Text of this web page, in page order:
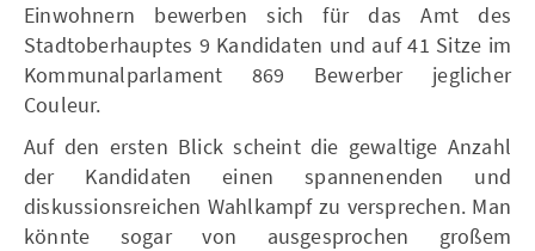
Einwohnern bewerben sich für das Amt des
Stadtoberhauptes 9 Kandidaten und auf 41 Sitze im
Kommunalparlament 869 Bewerber jeglicher
Couleur.
Auf den ersten Blick scheint die gewaltige Anzahl
der Kandidaten einen spannenenden und
diskussionsreichen Wahlkampf zu versprechen. Man
könnte sogar von ausgesprochen großem